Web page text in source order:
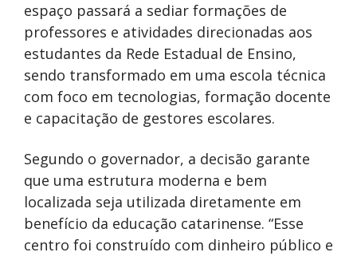
espaço passará a sediar formações de
professores e atividades direcionadas aos
estudantes da Rede Estadual de Ensino,
sendo transformado em uma escola técnica
com foco em tecnologias, formação docente
e capacitação de gestores escolares.
Segundo o governador, a decisão garante
que uma estrutura moderna e bem
localizada seja utilizada diretamente em
benefício da educação catarinense. “Esse
centro foi construído com dinheiro público e